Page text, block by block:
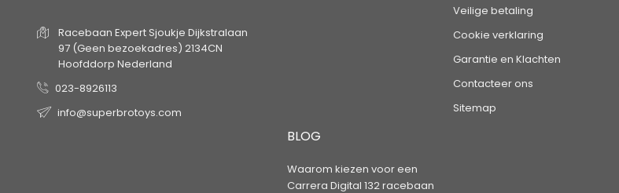
Racebaan Expert Sjoukje Dijkstralaan
97 (Geen bezoekadres) 2134CN
Hoofddorp Nederland
023-8926113
info@superbrotoys.com
Veilige betaling
Cookie verklaring
Garantie en Klachten
Contacteer ons
Sitemap
BLOG
Waarom kiezen voor een
Carrera Digital 132 racebaan